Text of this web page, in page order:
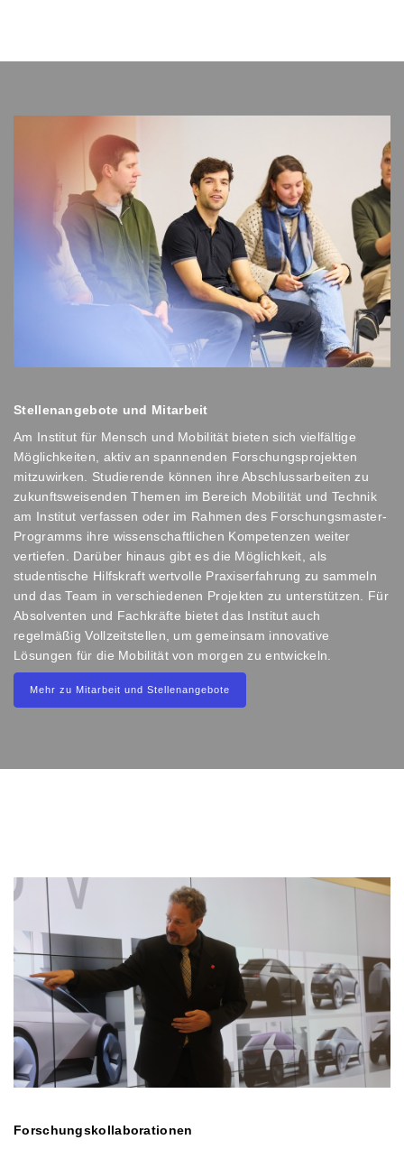
Stellenangebote und Mitarbeit
Am Institut für Mensch und Mobilität bieten sich vielfältige
Möglichkeiten, aktiv an spannenden Forschungsprojekten
mitzuwirken. Studierende können ihre Abschlussarbeiten zu
zukunftsweisenden Themen im Bereich Mobilität und Technik
am Institut verfassen oder im Rahmen des Forschungsmaster-
Programms ihre wissenschaftlichen Kompetenzen weiter
vertiefen. Darüber hinaus gibt es die Möglichkeit, als
studentische Hilfskraft wertvolle Praxiserfahrung zu sammeln
und das Team in verschiedenen Projekten zu unterstützen. Für
Absolventen und Fachkräfte bietet das Institut auch
regelmäßig Vollzeitstellen, um gemeinsam innovative
Lösungen für die Mobilität von morgen zu entwickeln.
Mehr zu Mitarbeit und Stellenangebote
Forschungskollaborationen